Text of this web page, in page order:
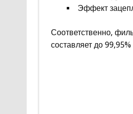
Эффект
Соответственно,
составляет до